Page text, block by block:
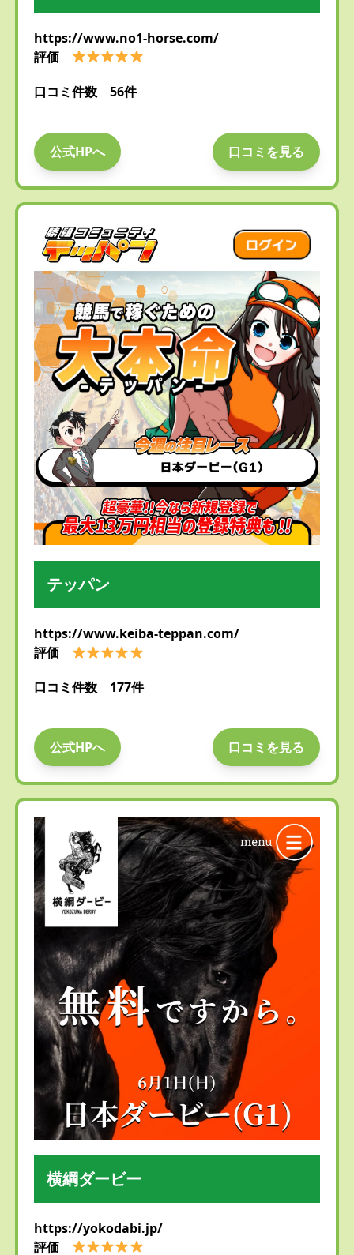
https://www.no1-horse.com/
評価
口コミ件数 56件
公式HPへ 口コミを見る
テッパン
https://www.keiba-teppan.com/
評価
口コミ件数 177件
公式HPへ 口コミを見る
横綱ダービー
https://yokodabi.jp/
評価